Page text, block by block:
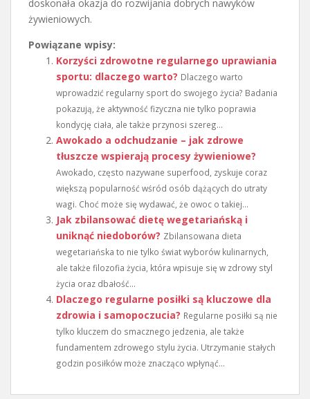
doskonała okazja do rozwijania dobrych nawyków
żywieniowych.
Powiązane wpisy:
Korzyści zdrowotne regularnego uprawiania
sportu: dlaczego warto? Dlaczego warto
wprowadzić regularny sport do swojego życia? Badania
pokazują, że aktywność fizyczna nie tylko poprawia
kondycję ciała, ale także przynosi szereg...
Awokado a odchudzanie – jak zdrowe
tłuszcze wspierają procesy żywieniowe?
Awokado, często nazywane superfood, zyskuje coraz
większą popularność wśród osób dążących do utraty
wagi. Choć może się wydawać, że owoc o takiej...
Jak zbilansować dietę wegetariańską i
uniknąć niedoborów? Zbilansowana dieta
wegetariańska to nie tylko świat wyborów kulinarnych,
ale także filozofia życia, która wpisuje się w zdrowy styl
życia oraz dbałość...
Dlaczego regularne posiłki są kluczowe dla
zdrowia i samopoczucia? Regularne posiłki są nie
tylko kluczem do smacznego jedzenia, ale także
fundamentem zdrowego stylu życia. Utrzymanie stałych
godzin posiłków może znacząco wpłynąć...